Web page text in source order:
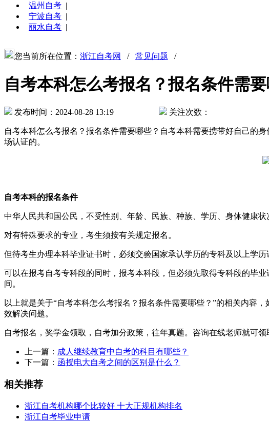
温州自考 |
宁波自考 |
丽水自考 |
您当前所在位置： 浙江自考网 / 常见问题 /
自考本科怎么考报名？报名条件需要
发布时间：2024-08-28 13:19 关注次数：
自考本科怎么考报名？报名条件需要哪些？自考本科需要携带好自己的
场认证的。
自考本科的报名条件
中华人民共和国公民，不受性别、年龄、民族、种族、学历、身体健康
对有特殊要求的专业，考生须按有关规定报名。
但待考生办理本科毕业证书时，必须交验国家承认学历的专科及以上学历
可以在报考自考专科段的同时，报考本科段，但必须先取得专科段的毕
间。
以上就是关于“自考本科怎么考报名？报名条件需要哪些？”的相关内容
效解决问题。
自考报名，奖学金领取，自考加分政策，往年真题。咨询在线老师就可领
上一篇： 成人继续教育中自考的科目有哪些？
下一篇： 函授电大自考之间的区别是什么？
相关推荐
浙江自考机构哪个比较好 十大正规机构排名
浙江自考毕业申请